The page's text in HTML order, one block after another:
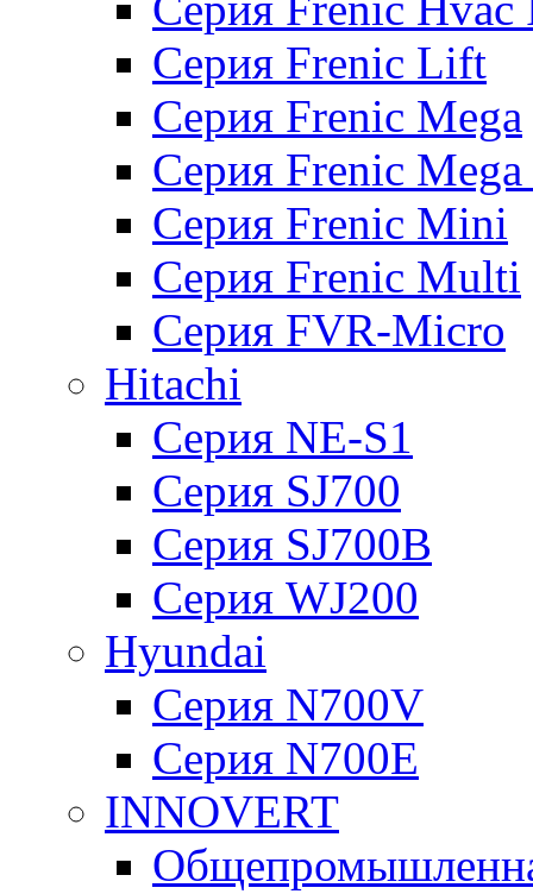
Серия Frenic Lift
Серия Frenic Mega
Серия Frenic Mega
Серия Frenic Mini
Серия Frenic Multi
Серия FVR-Micro
Hitachi
Серия NE-S1
Серия SJ700
Серия SJ700B
Серия WJ200
Hyundai
Серия N700V
Серия N700Е
INNOVERT